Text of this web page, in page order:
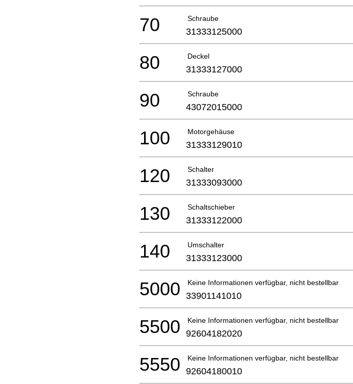
Schraube
70 31333125000
Deckel
80 31333127000
Schraube
90 43072015000
Motorgehäuse
100 31333129010
Schalter
120 31333093000
Schaltschieber
130 31333122000
Umschalter
140 31333123000
Keine Informationen verfügbar, nicht bestellbar
5000 33901141010
Keine Informationen verfügbar, nicht bestellbar
5500 92604182020
Keine Informationen verfügbar, nicht bestellbar
5550 92604180010